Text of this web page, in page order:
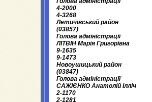
4-2000
4-3268
Летичівський район
(03857)
Голова адміністрації
ЛІТВІН Марія Григорівна
9-1635
9-1473
Новоушицький район
(03847)
Голова адміністрації
САЖІЄНКО Анатолій Ілліч
2-1170
2-1281